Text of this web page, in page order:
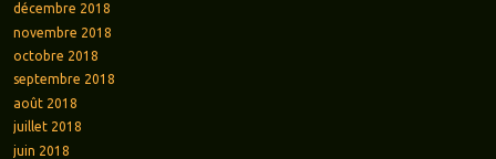
décembre 2018
novembre 2018
octobre 2018
septembre 2018
août 2018
juillet 2018
juin 2018